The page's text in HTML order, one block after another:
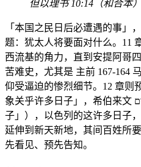
但以理书 10:14（和合本）
「本国之民日后必遭遇的事」
题：犹太人将要面对什么。11
西流基的角力，直到安提阿哥
苦难史，尤其是 主前 167-164
仰受逼迫的惨烈细节。12 章则
子」），以色列的这许多日子
延伸到新天新地，其间百姓所
先看见、预先告知。